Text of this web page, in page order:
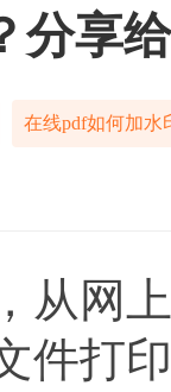
分享
在线pdf如何加水
网上
件打